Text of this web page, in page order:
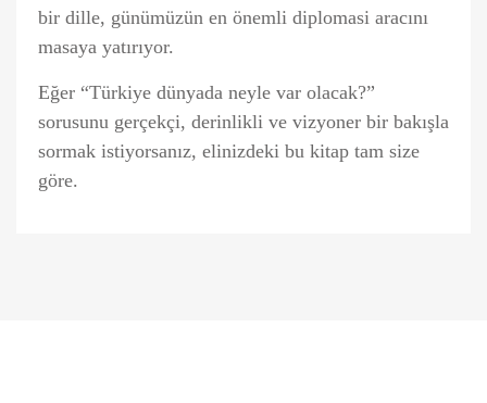
bir dille, günümüzün en önemli diplomasi aracını
masaya yatırıyor.
Eğer “Türkiye dünyada neyle var olacak?”
sorusunu gerçekçi, derinlikli ve vizyoner bir bakışla
sormak istiyorsanız, elinizdeki bu kitap tam size
göre.